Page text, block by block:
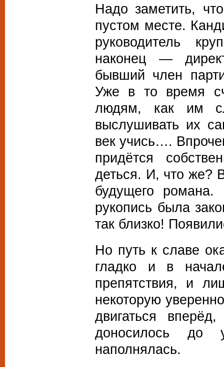
Надо заметить,
пустом месте.
руководитель
наконец —
бывший член
Уже в то время
людям, как им
выслушивать их
век учись….
придётся
деться. И, что же?
будущего романа.
рукопись была
так близко!
Но путь к славе
гладко и в
препятствия, и
некоторую
двигаться
доносилось до
наполнялась.